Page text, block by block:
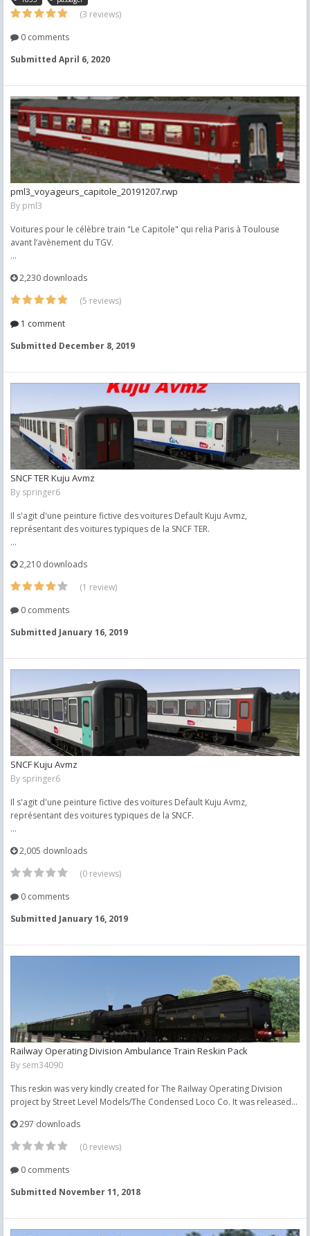
(3 reviews)
0 comments
Submitted April 6, 2020
pml3_voyageurs_capitole_20191207.rwp
By pml3
Voitures pour le célèbre train "Le Capitole" qui relia Paris à Toulouse
avant l’avènement du TGV.
...
2,230 downloads
(5 reviews)
1 comment
Submitted December 8, 2019
SNCF TER Kuju Avmz
By springer6
Il s'agit d'une peinture fictive des voitures Default Kuju Avmz,
représentant des voitures typiques de la SNCF TER.
...
2,210 downloads
(1 review)
0 comments
Submitted January 16, 2019
SNCF Kuju Avmz
By springer6
Il s'agit d'une peinture fictive des voitures Default Kuju Avmz,
représentant des voitures typiques de la SNCF.
...
2,005 downloads
(0 reviews)
0 comments
Submitted January 16, 2019
Railway Operating Division Ambulance Train Reskin Pack
By sem34090
This reskin was very kindly created for The Railway Operating Division
project by Street Level Models/The Condensed Loco Co. It was released...
297 downloads
(0 reviews)
0 comments
Submitted November 11, 2018